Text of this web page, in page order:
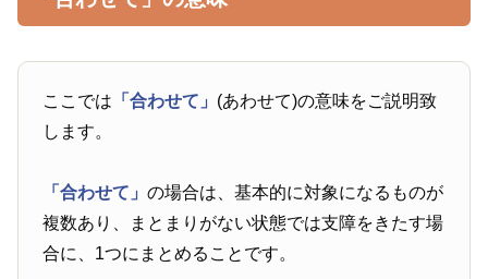
ここでは 「合わせて」 (あわせて)の意味をご説明致
します。
「合わせて」の場合は、基本的に対象になるものが
複数あり、まとまりがない状態では支障をきたす場
合に、1つにまとめることです。